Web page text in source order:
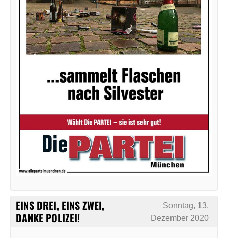
EINS DREI, EINS ZWEI,
DANKE POLIZEI!
Sonntag, 13.
Dezember 2020